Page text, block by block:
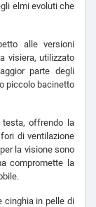
elmi evoluti che
alle versioni
visiera, utilizzato
parte degli
piccolo bacinetto
offrendo la
di ventilazione
la visione sono
compromette la
cinghia in pelle di